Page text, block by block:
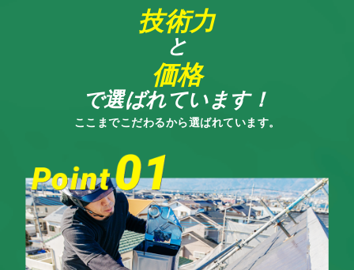
技術力
と
価格
で選ばれています！
ここまでこだわるから選ばれています。